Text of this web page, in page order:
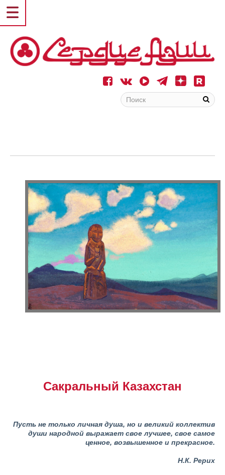
Сакральный Казахстан
Пусть не только личная душа, но и великий коллектив
души народной выражает свое лучшее, свое самое
ценное, возвышенное и прекрасное.
Н.К. Рерих